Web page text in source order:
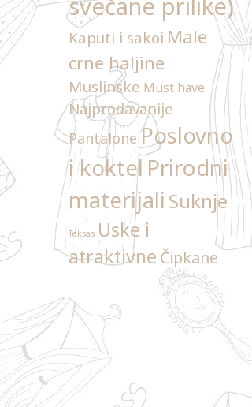
svečane prilike)
Kaputi i sakoi Male
crne haljine
Muslinske Must have
Najprodavanije
Pantalone Poslovno
i koktel Prirodni
materijali Suknje
Teksas Uske i
atraktivne Čipkane